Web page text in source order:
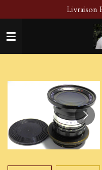
au
contenu
principal
Livraison